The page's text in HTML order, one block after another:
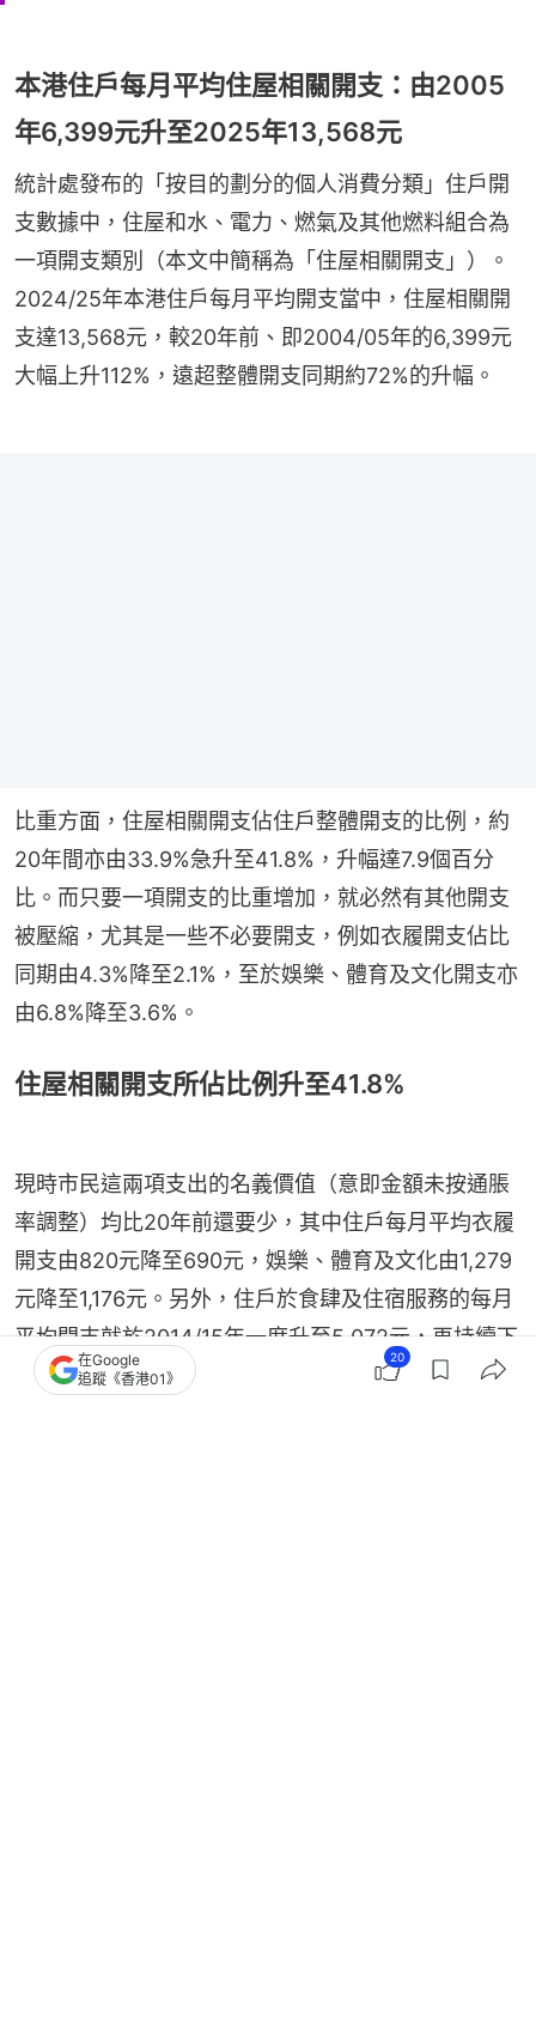
本港住戶每月平均住屋相關開支：由2005
年6,399元升至2025年13,568元
統計處發布的「按目的劃分的個人消費分類」住戶開
支數據中，住屋和水、電力、燃氣及其他燃料組合為
一項開支類別（本文中簡稱為「住屋相關開支」）。
2024/25年本港住戶每月平均開支當中，住屋相關開
支達13,568元，較20年前、即2004/05年的6,399元
大幅上升112%，遠超整體開支同期約72%的升幅。
比重方面，住屋相關開支佔住戶整體開支的比例，約
20年間亦由33.9%急升至41.8%，升幅達7.9個百分
比。而只要一項開支的比重增加，就必然有其他開支
被壓縮，尤其是一些不必要開支，例如衣履開支佔比
同期由4.3%降至2.1%，至於娛樂、體育及文化開支亦
由6.8%降至3.6%。
住屋相關開支所佔比例升至41.8%
現時市民這兩項支出的名義價值（意即金額未按通脹
率調整）均比20年前還要少，其中住戶每月平均衣履
開支由820元降至690元，娛樂、體育及文化由1,279
元降至1,176元。另外，住戶於食肆及住宿服務的每月
平均開支就於2014/15年一度升至5,072元，再持續下
跌至2024/25年的4,984元，亦可能與住屋相關開支
在Google
追蹤《香港01》
20